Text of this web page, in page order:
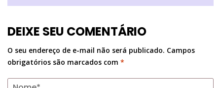
DEIXE SEU COMENTÁRIO
O seu endereço de e-mail não será publicado. Campos
obrigatórios são marcados com *